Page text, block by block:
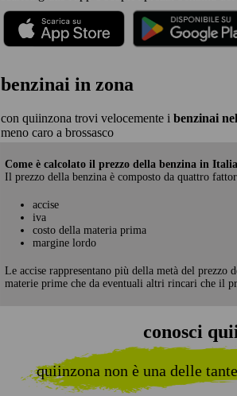
benzinai in zona
con quiinzona trovi velocemente i benzinai
meno caro a brossasco
Come è calcolato il prezzo della benzina in
Il prezzo della benzina è composto da quattro
accise
iva
costo della materia prima
margine lordo
Le accise rappresentano più della metà del
materie prime che da eventuali altri rincari che il
conosci
quiinzona non è una delle